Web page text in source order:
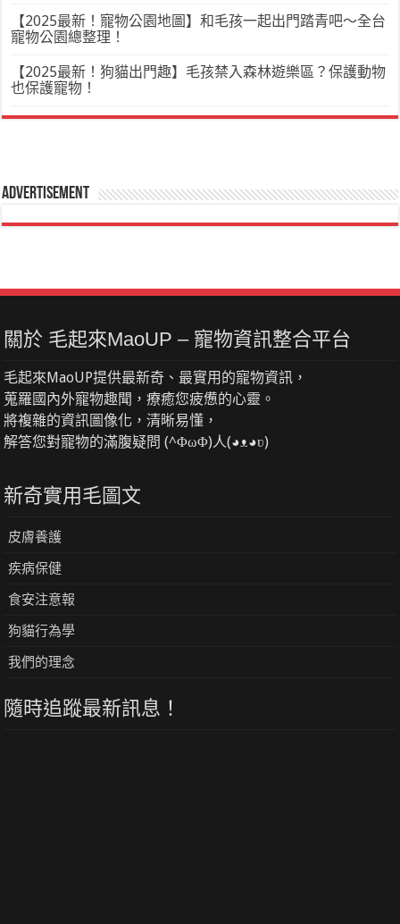
【2025最新！寵物公園地圖】和毛孩一起出門踏青吧～全台
寵物公園總整理！
【2025最新！狗貓出門趣】毛孩禁入森林遊樂區？保護動物
也保護寵物！
Advertisement
關於 毛起來MaoUP – 寵物資訊整合平台
毛起來MaoUP提供最新奇、最實用的寵物資訊，
蒐羅國內外寵物趣聞，療癒您疲憊的心靈。
將複雜的資訊圖像化，清晰易懂，
解答您對寵物的滿腹疑問 (^ΦωΦ)人(◕ᴥ◕ʋ)
新奇實用毛圖文
皮膚養護
疾病保健
食安注意報
狗貓行為學
我們的理念
隨時追蹤最新訊息！